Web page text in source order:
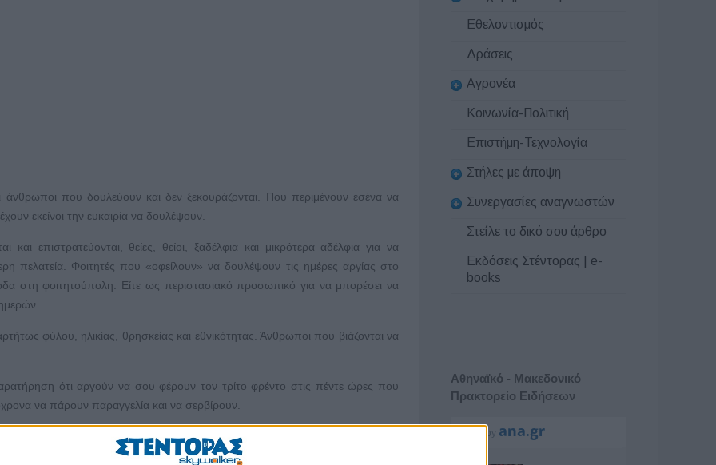
άνθρωποι που δουλεύουν και δεν ξεκουράζονται. Που περιμένουν εσένα να
εκείνοι την ευκαιρία να δουλέψουν.
και επιστρατεύονται, θείες, θείοι, ξαδέλφια και μικρότερα αδέλφια για να
πελατεία. Φοιτητές που «οφείλουν» να δουλέψουν τις ημέρες αργίας στο
στη φοιτητούπολη. Είτε ως περιστασιακό προσωπικό για να μπορέσει να
φύλου, ηλικίας, θρησκείας και εθνικότητας. Άνθρωποι που βιάζονται να
ότι αργούν να σου φέρουν τον τρίτο φρέντο στις πέντε ώρες που
να πάρουν παραγγελία και να σερβίρουν.
σου βάλουν βενζίνη και αέρα στα λάστιχα του υπερφορτωμένου με σούβλες
σταθμό ή στο λιμάνι είναι εκεί από τα χαράματα για το παραδοσιακό
Εθελοντισμός
Δράσεις
Αγρονέα
Κοινωνία-Πολιτική
Επιστήμη-Τεχνολογία
Στήλες με άποψη
Συνεργασίες αναγνωστών
Στείλε το δικό σου άρθρο
Εκδόσεις Στέντορας | e-
books
Αθηναϊκό - Μακεδονικό
Πρακτορείο Ειδήσεων